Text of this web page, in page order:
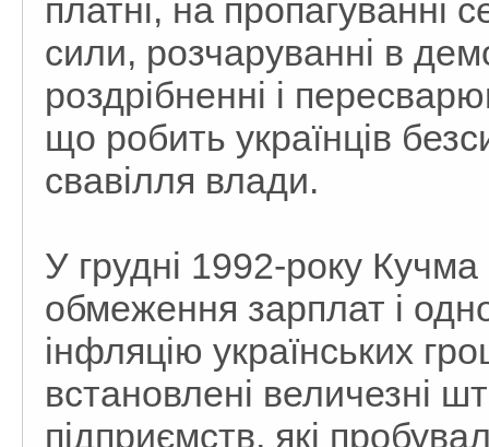
платні, на пропагуванні
сили, розчаруванні в
роздрібненні і
що робить українців
свавілля влади.
У грудні 1992-року
обмеження зарплат і
інфляцію українських
встановлені величезні
підприємств, які